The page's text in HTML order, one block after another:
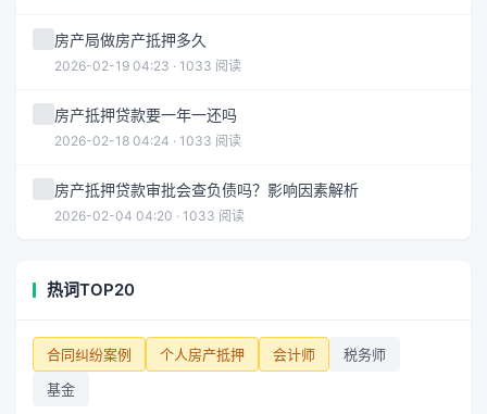
房产局做房产抵押多久
2026-02-19 04:23 · 1033 阅读
房产抵押贷款要一年一还吗
2026-02-18 04:24 · 1033 阅读
房产抵押贷款审批会查负债吗？影响因素解析
2026-02-04 04:20 · 1033 阅读
热词TOP20
合同纠纷案例 个人房产抵押 会计师
税务师
基金